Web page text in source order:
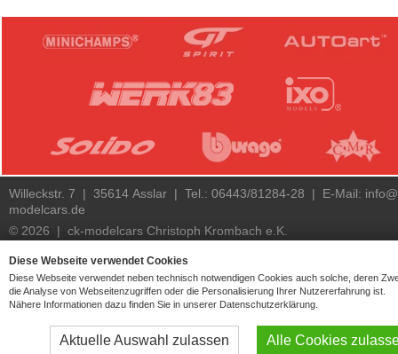
Willeckstr. 7 | 35614 Asslar | Tel.: 06443/81284-28 | E-Mail:
modelcars.de
© 2026 | ck-modelcars Christoph Krombach e.K.
4.9/5.00of7446 ck-modelcars.de customer reviews | Trusted Shops
Diese Webseite verwendet Cookies
Diese Webseite verwendet neben technisch notwendigen Cookies auch solche, deren
die Analyse von Webseitenzugriffen oder die Personalisierung Ihrer Nutzererfahrung ist.
Nähere Informationen dazu finden Sie in unserer Datenschutzerklärung.
Aktuelle Auswahl zulassen Alle Cookies